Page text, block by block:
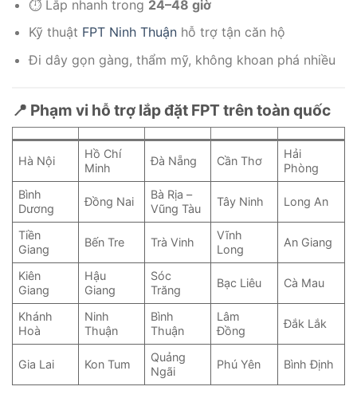
⏱️ Lắp nhanh trong 24–48 giờ
Kỹ thuật FPT Ninh Thuậnhỗ trợ tận căn hộ
Đi dây gọn gàng, thẩm mỹ, không khoan phá nhiều
📍 Phạm vi hỗ trợ lắp đặt FPT trên toàn quốc
Hà Nội
Hồ Chí
Minh
Đà Nẵng Cần Thơ
Hải
Phòng
Bình
Dương
Đồng Nai
Bà Rịa –
Vũng Tàu
Tây Ninh Long An
Tiền
Giang
Bến Tre Trà Vinh
Vĩnh
Long
An Giang
Kiên
Giang
Hậu
Giang
Sóc
Trăng
Bạc Liêu Cà Mau
Khánh
Hoà
Ninh
Thuận
Bình
Thuận
Lâm
Đồng
Đắk Lắk
Gia Lai Kon Tum
Quảng
Ngãi
Phú Yên Bình Định